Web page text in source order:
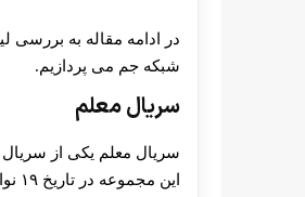
در ادامه مقاله به
شبکه جم می پردازیم.
سریال معلم